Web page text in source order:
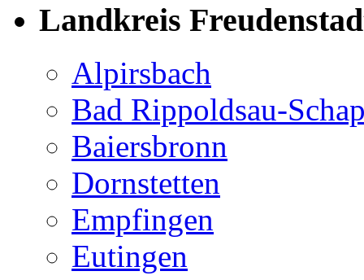
Landkreis
Alpirsbach
Bad Rippoldsau-
Baiersbronn
Dornstetten
Empfingen
Eutingen